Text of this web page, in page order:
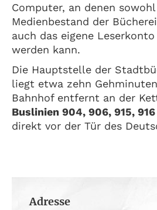
Computer, an denen
Medienbestand der
auch das eigene Leserkonto
werden kann.
Die Hauptstelle der
liegt etwa zehn
Bahnhof entfernt an der
Buslinien 904, 906, 915, 916
direkt vor der Tür des
Adresse